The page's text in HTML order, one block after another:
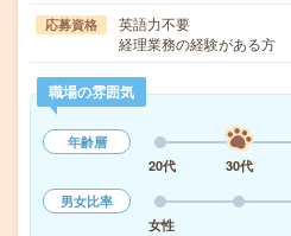
応募資格
英語力不要
経理業務の経験がある方
職場の雰囲気
年齢層
20代
30代
男女比率
女性